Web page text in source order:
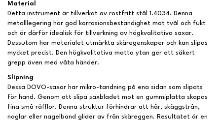
Material
Detta instrument är tillverkat av rostfritt stål 1.4034. Denna
metalllegering har god korrosionsbeständighet mot tvål och fukt
och är därför idealisk för tillverkning av högkvalitativa saxar.
Dessutom har materialet utmärkta skäregenskaper och kan slipas
mycket precist. Den högkvalitativa matta ytan ger ett säkert
grepp även med våta händer.
Slipning
Dessa DOVO-saxar har mikro-tandning på ena sidan som slipats
för hand. Genom att slipa saxbladet mot en gummiplatta skapas
fina små räfflor. Denna struktur förhindrar att hår, skäggstrån,
naglar eller nagelband glider av från skäreggen. Resultatet är en